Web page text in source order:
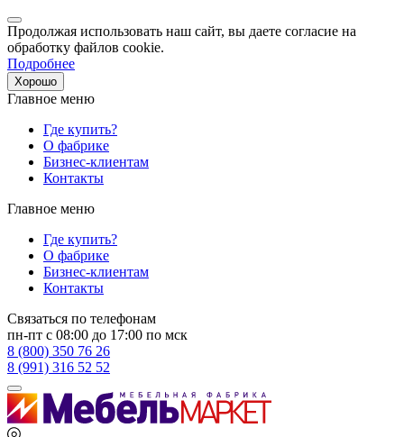
Продолжая использовать наш сайт, вы даете согласие на
обработку файлов cookie.
Подробнее
Хорошо
Главное меню
Где купить?
О фабрике
Бизнес-клиентам
Контакты
Главное меню
Где купить?
О фабрике
Бизнес-клиентам
Контакты
Связаться по телефонам
пн-пт с 08:00 до 17:00 по мск
8 (800) 350 76 26
8 (991) 316 52 52